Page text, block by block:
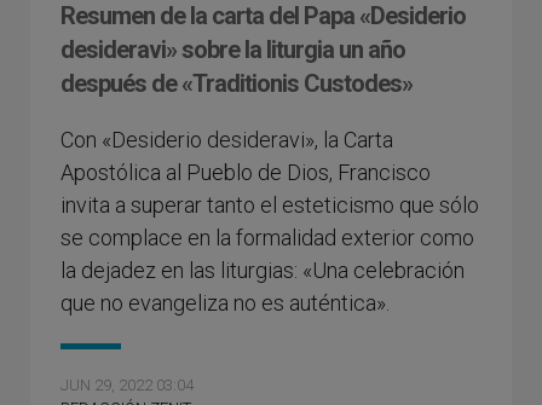
Resumen de la carta del Papa «Desiderio
desideravi» sobre la liturgia un año
después de «Traditionis Custodes»
Con «Desiderio desideravi», la Carta
Apostólica al Pueblo de Dios, Francisco
invita a superar tanto el esteticismo que sólo
se complace en la formalidad exterior como
la dejadez en las liturgias: «Una celebración
que no evangeliza no es auténtica».
JUN 29, 2022 03:04